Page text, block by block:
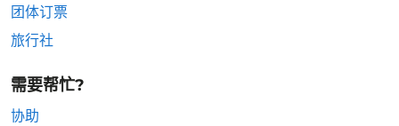
团体订票
旅行社
需要帮忙?
协助